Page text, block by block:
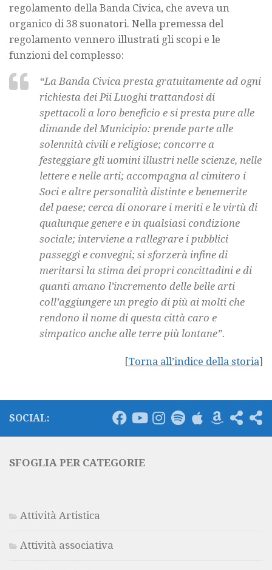
regolamento della Banda Civica, che aveva un
organico di 38 suonatori. Nella premessa del
regolamento vennero illustrati gli scopi e le
funzioni del complesso:
“La Banda Civica presta gratuitamente ad ogni
richiesta dei Pii Luoghi trattandosi di
spettacoli a loro beneficio e si presta pure alle
dimande del Municipio: prende parte alle
solennità civili e religiose; concorre a
festeggiare gli uomini illustri nelle scienze, nelle
lettere e nelle arti; accompagna al cimitero i
Soci e altre personalità distinte e benemerite
del paese; cerca di onorare i meriti e le virtù di
qualunque genere e in qualsiasi condizione
sociale; interviene a rallegrare i pubblici
passeggi e convegni; si sforzerà infine di
meritarsi la stima dei propri concittadini e di
quanti amano l’incremento delle belle arti
coll’aggiungere un pregio di più ai molti che
rendono il nome di questa città caro e
simpatico anche alle terre più lontane”.
[Torna all’indice della storia]
SOCIAL:
SFOGLIA PER CATEGORIE
Attività Artistica
Attività associativa